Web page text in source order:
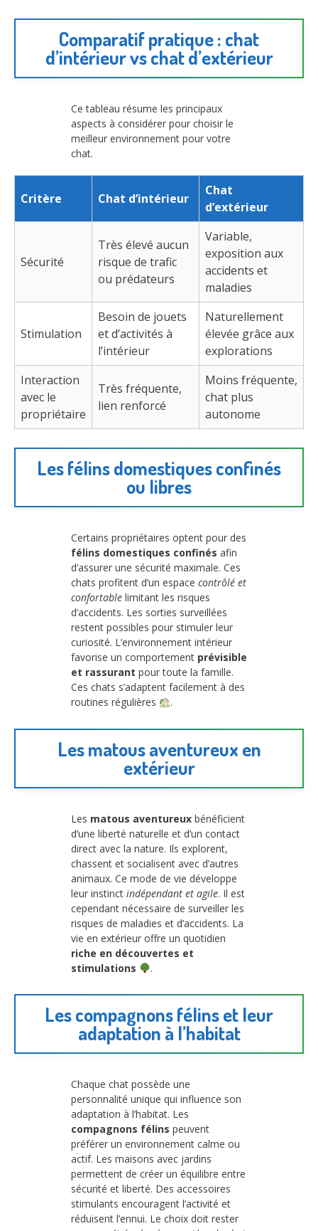
Comparatif pratique : chat
d’intérieur vs chat d’extérieur
Ce tableau résume les principaux
aspects à considérer pour choisir le
meilleur environnement pour votre
chat.
Critère Chat d’intérieur
Chat
d’extérieur
Sécurité
Très élevé aucun
risque de trafic
ou prédateurs
Variable,
exposition aux
accidents et
maladies
Stimulation
Besoin de jouets
et d’activités à
l’intérieur
Naturellement
élevée grâce aux
explorations
Interaction
avec le
propriétaire
Très fréquente,
lien renforcé
Moins fréquente,
chat plus
autonome
Les félins domestiques confinés
ou libres
Certains propriétaires optent pour des
félins domestiques confinés afin
d’assurer une sécurité maximale. Ces
chats profitent d’un espace contrôlé et
confortable limitant les risques
d’accidents. Les sorties surveillées
restent possibles pour stimuler leur
curiosité. L’environnement intérieur
favorise un comportement prévisible
et rassurant pour toute la famille.
Ces chats s’adaptent facilement à des
routines régulières
.
Les matous aventureux en
extérieur
Les matous aventureux bénéficient
d’une liberté naturelle et d’un contact
direct avec la nature. Ils explorent,
chassent et socialisent avec d’autres
animaux. Ce mode de vie développe
leur instinct indépendant et agile. Il est
cependant nécessaire de surveiller les
risques de maladies et d’accidents. La
vie en extérieur offre un quotidien
riche en découvertes et
stimulations
.
Les compagnons félins et leur
adaptation à l’habitat
Chaque chat possède une
personnalité unique qui influence son
adaptation à l’habitat. Les
compagnons félins peuvent
préférer un environnement calme ou
actif. Les maisons avec jardins
permettent de créer un équilibre entre
sécurité et liberté. Des accessoires
stimulants encouragent l’activité et
réduisent l’ennui. Le choix doit rester